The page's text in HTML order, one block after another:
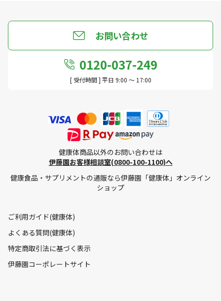
お問い合わせ
0120-037-249
[ 受付時間 ] 平日 9:00 ～ 17:00
健康体商品以外のお問い合わせは
伊藤園お客様相談室(0800-100-1100)へ
健康食品・サプリメントの通販なら伊藤園「健康体」オンライン
ショップ
ご利用ガイド(健康体)
よくある質問(健康体)
特定商取引法に基づく表示
伊藤園コーポレートサイト